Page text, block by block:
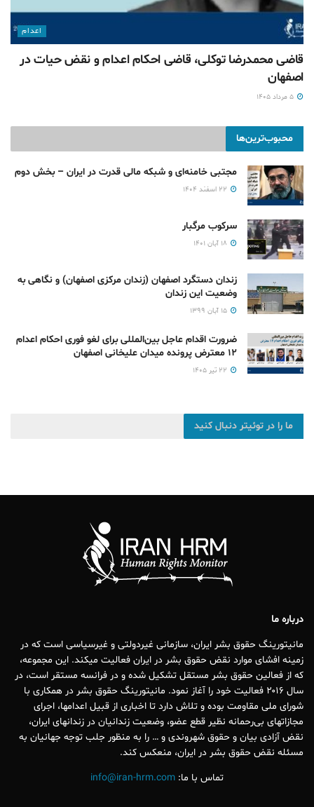
اعدام
قاضی محمدرضا توکلی، قاضی احکام اعدام و نقض حیات در
اصفهان
محبوب‌ترین‌ها
مجتبی خامنه‌ای و شبکه مالی قدرت در ایران – بخش دوم
سرکوب مرگبار
زندان دستگرد اصفهان (زندان مرکزی اصفهان) و نگاهی به
وضعیت این زندان
ضرورت اقدام عاجل بین‌المللی برای لغو فوری احکام اعدام
۱۲ معترض پرونده میدان علیخانی اصفهان
ما را در توئیتر دنبال کنید
درباره ما
مانیتورینگ حقوق بشر ایران، سازمانی غیردولتی و غیرسیاسی است که در
زمینه افشای موارد نقض حقوق بشر در ایران فعالیت میکند. این مجموعه،
که از فعالین حقوق بشر مستقل تشکیل شده و در فرانسه مستقر است، در
سال ۲۰۱۶ فعالیت خود را آغاز نمود. مانیتورینگ حقوق بشر در همکاری با
شورای ملی مقاومت بوده و تلاش دارد تا اخباری از قبیل اعدامها، اجرای
مجازاتهای بی‌رحمانه نظیر قطع عضو، وضعیت زندانیان در زندانهای ایران،
نقض آزادی بیان و حقوق شهروندی و … را به منظور جلب توجه جهانیان به
مسئله نقض حقوق بشر در ایران، منعکس کند.
تماس با ما: info@iran-hrm.com